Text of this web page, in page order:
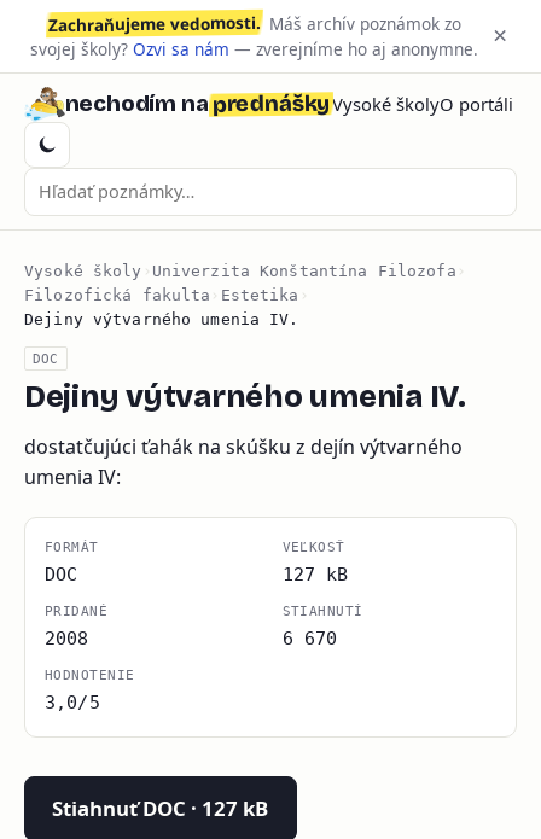
Zachraňujeme vedomosti. Máš archív poznámok zo
svojej školy? Ozvi sa nám — zverejníme ho aj anonymne. ×
nechodím naprednáškyVysoké školyO portáli
Vysoké školy › Univerzita Konštantína Filozofa ›
Filozofická fakulta › Estetika ›
Dejiny výtvarného umenia IV.
DOC
Dejiny výtvarného umenia IV.
dostatčujúci ťahák na skúšku z dejín výtvarného
umenia IV:
FORMÁT
DOC
VEĽKOSŤ
127 kB
PRIDANÉ
2008
STIAHNUTÍ
6 670
HODNOTENIE
3,0/5
Stiahnuť DOC · 127 kB